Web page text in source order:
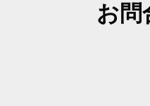
お問